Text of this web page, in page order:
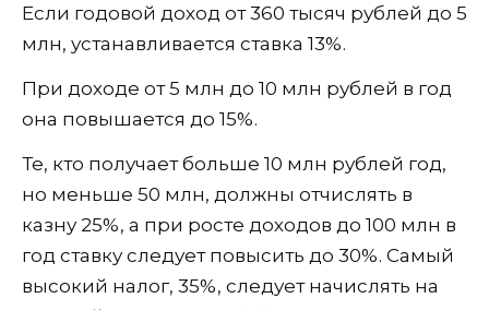
Если годовой доход от 360 тысяч рублей до 5
млн, устанавливается ставка 13%.
При доходе от 5 млн до 10 млн рублей в год
она повышается до 15%.
Те, кто получает больше 10 млн рублей год,
но меньше 50 млн, должны отчислять в
казну 25%, а при росте доходов до 100 млн в
год ставку следует повысить до 30%. Самый
высокий налог, 35%, следует начислять на